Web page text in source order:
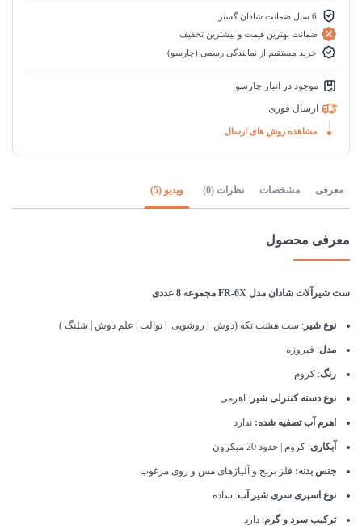
6 سال ضمانت شادان گستر
ضمانت بهترین قیمت و بیشترین تخفیف
خرید مستقیم از نمایندگی رسمی (چارسو)
موجود در انبار چارسو
ارسال فوری
مشاهده روش های ارسال
معرفی مشخصات نظرات (0) ویدیو (5)
معرفی محصول
ست شیرآلات شادان مدل FR-6X مجموعه 8 عددی
نوع شیر : ست هشت تکه (دوش | روشویی | توالت | علم دوش | شلنگ )
مدل: فیروزه
رنگ: کروم
نوع دسته کنترلی شیر : اهرمی
اهرم آب تصفیه شده: ندارد
آبکاری: کروم | حدود 20 میکرون
جنس بدنه: فلز برنج و آلیاژهای مس و روی مرغوب
نوع اسپری سری شیر آب: ساده
ترکیب سرد و گرم: دارد